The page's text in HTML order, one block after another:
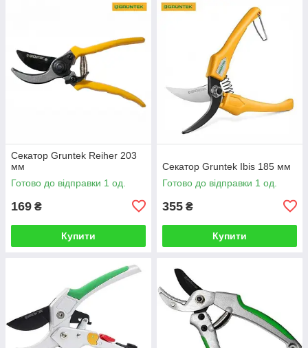
Секатор Gruntek Reiher 203
мм
Готово до відправки 1 од.
169 ₴
Купити
Секатор Gruntek Ibis 185 мм
Готово до відправки 1 од.
355 ₴
Купити